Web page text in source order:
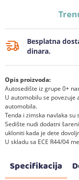
Besplatna
dinara.
Opis proizvoda:
Autosedište iz grupe 0+
U automobilu se povezuje
automobila.
Tenda i zimska navlaka su
Sedište nudi dodatni
ukloniti kada je dete
U skladu sa ECE R44/04
Specifikacija